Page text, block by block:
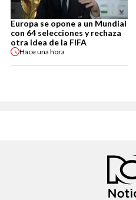
Europa se opone a un Mundial
con 64 selecciones y rechaza
otra idea de la FIFA
Haceuna hora